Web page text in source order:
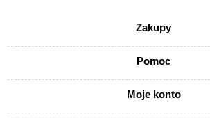
Zakupy
Pomoc
Moje konto